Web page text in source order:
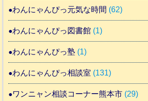
わんにゃんぴっ元気な時間 (62)
わんにゃんぴっ図書館 (1)
わんにゃんぴっ塾 (1)
わんにゃんぴっ相談室 (131)
ワンニャン相談コーナー熊本市 (29)